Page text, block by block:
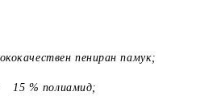
пениран памук;
15 % полиамид;